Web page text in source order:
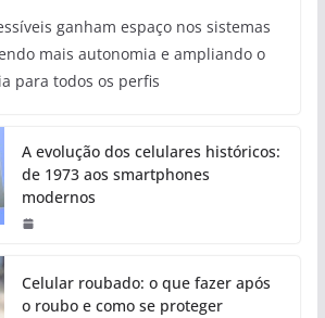
ganham espaço nos sistemas
mais autonomia e ampliando o
para todos os perfis
A evolução dos celulares históricos:
de 1973 aos smartphones
modernos
Celular roubado: o que fazer após
o roubo e como se proteger